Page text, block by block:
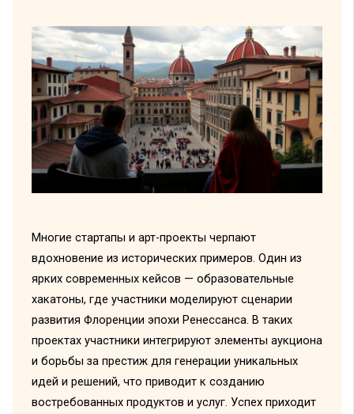
Многие стартапы и арт-проекты черпают
вдохновение из исторических примеров. Один из
ярких современных кейсов — образовательные
хакатоны, где участники моделируют сценарии
развития Флоренции эпохи Ренессанса. В таких
проектах участники интегрируют элементы аукциона
и борьбы за престиж для генерации уникальных
идей и решений, что приводит к созданию
востребованных продуктов и услуг. Успех приходит